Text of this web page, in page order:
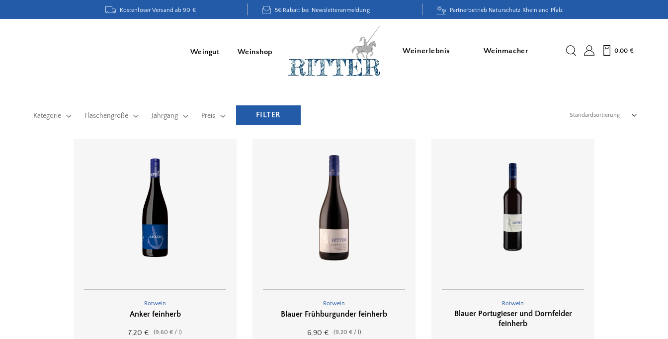
Kostenloser Versand ab 90 € 5€ Rabatt bei Newsletteranmeldung Partnerbetrieb Naturschutz Rheinland Pfalz
Weingut Weinshop Weinerlebnis Weinmacher 0,00 €
Kategorie Flaschengröße Jahrgang Preis FILTER
Rotwein
Anker feinherb
7,20 € (9,60 € / )
Rotwein
Blauer Frühburgunder feinherb
6,90 € (9,20 €/ )
Rotwein
Blauer Portugieser und Dornfelder
feinherb